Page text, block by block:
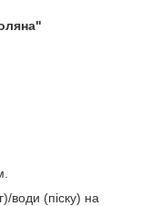
води (піску) на